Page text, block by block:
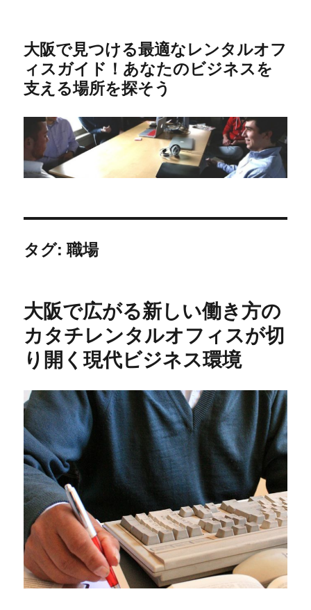
大阪で見つける最適なレンタルオフ
ィスガイド！あなたのビジネスを
支える場所を探そう
タグ:職場
大阪で広がる新しい働き方の
カタチレンタルオフィスが切
り開く現代ビジネス環境